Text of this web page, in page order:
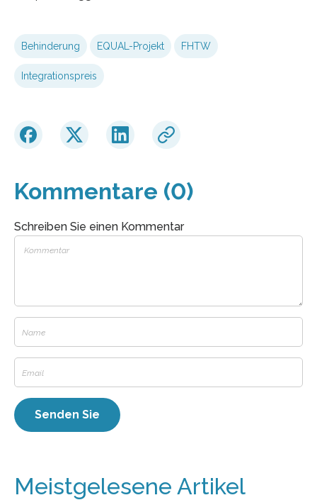
Behinderung EQUAL-Projekt FHTW
Integrationspreis
Kommentare (0)
Schreiben Sie einen Kommentar
Meistgelesene Artikel